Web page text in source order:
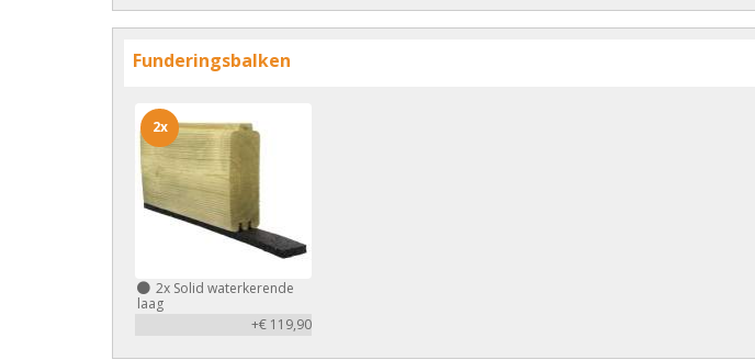
Funderingsbalken
2x Solid waterkerende
laag
+€ 119,90
2x